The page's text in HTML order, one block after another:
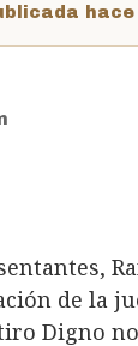
hace
de la
Digno